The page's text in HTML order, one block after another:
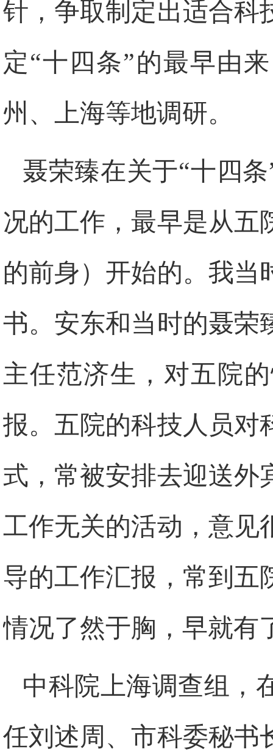
针，争取制定出适合科
定“十四条”的最早由
州、上海等地调研。
聂荣臻在关于“十四
况的工作，最早是从五
的前身）开始的。我当
书。安东和当时的聂荣
主任范济生，对五院
报。五院的科技人员对
式，常被安排去迎送外
工作无关的活动，意见
导的工作汇报，常到五
情况了然于胸，早就有
中科院上海调查组，
任刘述周、市科委秘书